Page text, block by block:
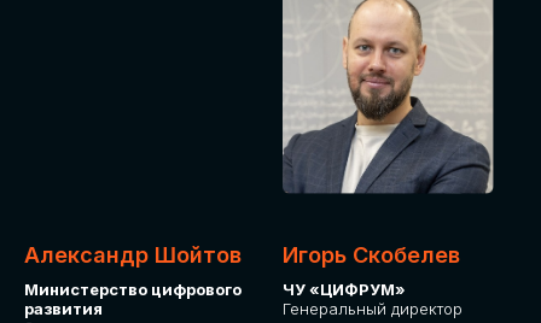
Александр Шойтов
Министерство цифрового
развития
Игорь Скобелев
ЧУ «ЦИФРУМ»
Генеральный директор